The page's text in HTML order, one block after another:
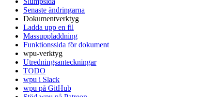
Senaste ändringarna
Dokumentverktyg
Ladda upp en fil
Massuppladdning
Funktionssida för dokument
wpu-verktyg
Utredningsanteckningar
TODO
wpu i Slack
wpu på GitHub